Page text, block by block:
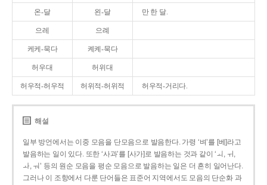
온-달 왼-달 만 한 달.
으레 으례
케케-묵다 켸켸-묵다
허우대 허위대
허우적-허우적 허위적-허위적 허우적-거리다.
해설
일부 방언에서는 이중 모음을 단모음으로 발음한다. 가령 ‘벼’를 [베]라고
발음하는 일이 있다. 또한 ‘사과’를 [사가]로 발음하는 것과 같이 ‘ㅚ, ㅟ,
ㅘ, ㅝ’ 등의 원순 모음을 평순 모음으로 발음하는 일은 더 흔히 일어난다.
그러나 이 조항에서 다룬 단어들은 표준어 지역에서도 모음의 단순화 과